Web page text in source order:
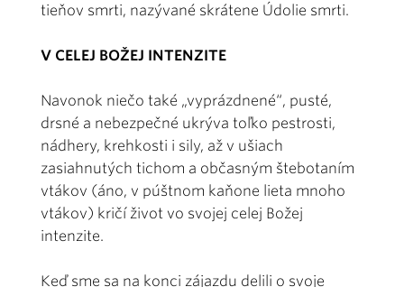
tieňov smrti, nazývané skrátene Údolie smrti.
V CELEJ BOŽEJ INTENZITE
Navonok niečo také „vyprázdnené“, pusté,
drsné a nebezpečné ukrýva toľko pestrosti,
nádhery, krehkosti i sily, až v ušiach
zasiahnutých tichom a občasným štebotaním
vtákov (áno, v púštnom kaňone lieta mnoho
vtákov) kričí život vo svojej celej Božej
intenzite.
Keď sme sa na konci zájazdu delili o svoje